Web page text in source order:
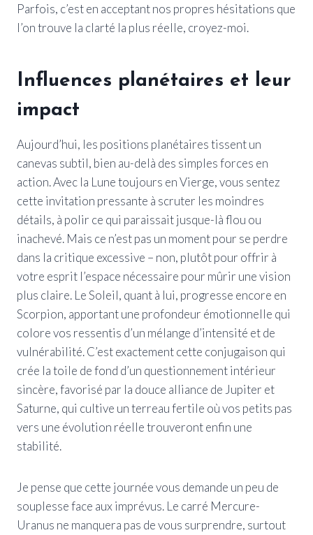
Parfois, c’est en acceptant nos propres hésitations que
l’on trouve la clarté la plus réelle, croyez-moi.
Influences planétaires et leur
impact
Aujourd’hui, les positions planétaires tissent un
canevas subtil, bien au-delà des simples forces en
action. Avec la Lune toujours en Vierge, vous sentez
cette invitation pressante à scruter les moindres
détails, à polir ce qui paraissait jusque-là flou ou
inachevé. Mais ce n’est pas un moment pour se perdre
dans la critique excessive – non, plutôt pour offrir à
votre esprit l’espace nécessaire pour mûrir une vision
plus claire. Le Soleil, quant à lui, progresse encore en
Scorpion, apportant une profondeur émotionnelle qui
colore vos ressentis d’un mélange d’intensité et de
vulnérabilité. C’est exactement cette conjugaison qui
crée la toile de fond d’un questionnement intérieur
sincère, favorisé par la douce alliance de Jupiter et
Saturne, qui cultive un terreau fertile où vos petits pas
vers une évolution réelle trouveront enfin une
stabilité.
Je pense que cette journée vous demande un peu de
souplesse face aux imprévus. Le carré Mercure-
Uranus ne manquera pas de vous surprendre, surtout